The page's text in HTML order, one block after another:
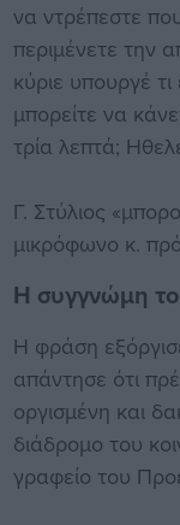
να ντρέπεστε
περιμένετε την
κύριε υπουργέ
μπορείτε να
τρία λεπτά;
Γ. Στύλιος
μικρόφωνο κ.
Η συγγνώμη
Η φράση
απάντησε ότι
οργισμένη και
διάδρομο του
γραφείο του